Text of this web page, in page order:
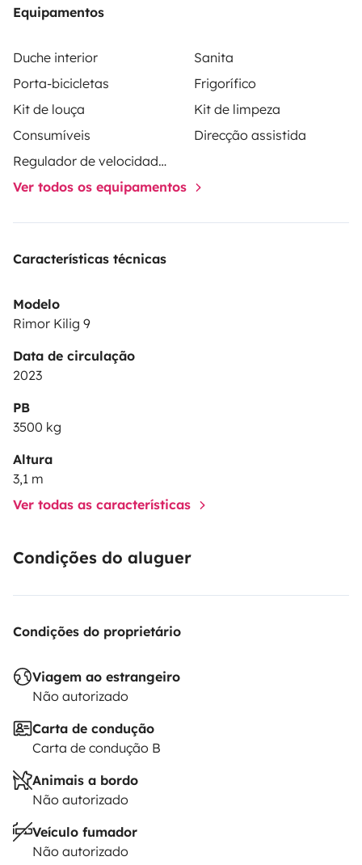
Equipamentos
Duche interior
Sanita
Porta-bicicletas
Frigorífico
Kit de louça
Kit de limpeza
Consumíveis
Direcção assistida
Regulador de velocidade / Cruise Control
Ver todos os equipamentos
Características técnicas
Modelo
Rimor Kilig 9
Data de circulação
2023
PB
3500 kg
Altura
3,1 m
Ver todas as características
Condições do aluguer
Condições do proprietário
Viagem ao estrangeiro
Não autorizado
Carta de condução
Carta de condução B
Animais a bordo
Não autorizado
Veículo fumador
Não autorizado